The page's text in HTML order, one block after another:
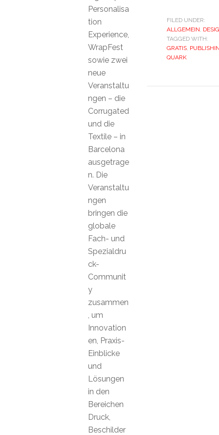
FILED UNDER:
ALLGEMEIN,
TAGGED WITH:
GRATIS,
QUARK
Personalisa
tion
Experience,
WrapFest
sowie zwei
neue
Veranstaltu
ngen – die
Corrugated
und die
Textile – in
Barcelona
ausgetrage
n. Die
Veranstaltu
ngen
bringen die
globale
Fach- und
Spezialdru
ck-
Communit
y
zusammen
, um
Innovation
en, Praxis-
Einblicke
und
Lösungen
in den
Bereichen
Druck,
Beschilder